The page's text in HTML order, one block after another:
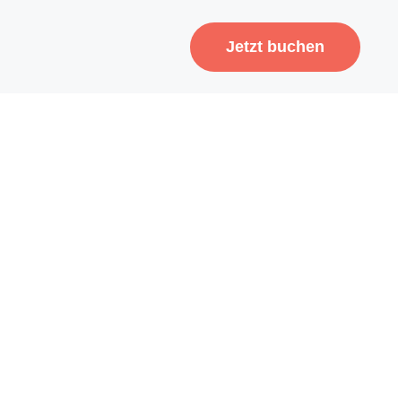
Jetzt buchen